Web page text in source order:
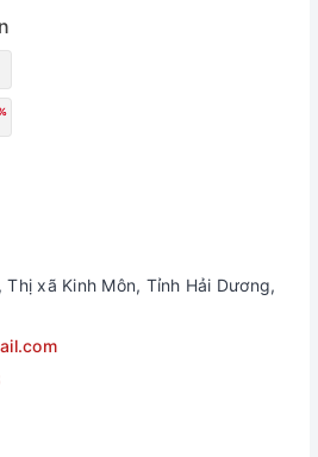
xã Kinh Môn, Tỉnh Hải Dương,